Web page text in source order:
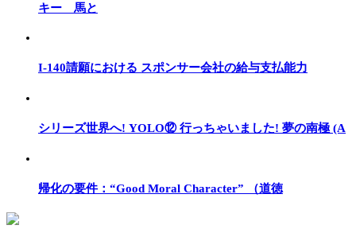
キー 馬と
I-140請願における スポンサー会社の給与支払能力
シリーズ世界へ! YOLO⑫ 行っちゃいました! 夢の南極 (A
帰化の要件：“Good Moral Character” （道徳